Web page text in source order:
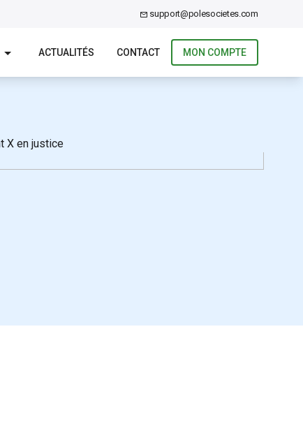
support@polesocietes.com
ACTUALITÉS CONTACT MON COMPTE